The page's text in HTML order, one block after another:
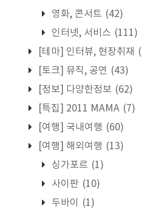
영화, 콘서트 (42)
인터넷, 서비스 (111)
[테마] 인터뷰, 현장취재
[토크] 뮤직, 공연 (43)
[정보] 다양한정보 (62)
[특집] 2011 MAMA (7)
[여행] 국내여행 (60)
[여행] 해외여행 (13)
싱가포르 (1)
사이판 (10)
두바이
(1)